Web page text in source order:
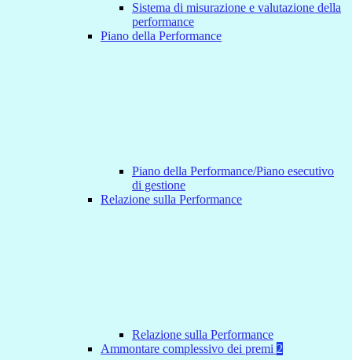
Sistema di misurazione e valutazione della
performance
Piano della Performance
Piano della Performance/Piano esecutivo
di gestione
Relazione sulla Performance
Relazione sulla Performance
Ammontare complessivo dei premi 2